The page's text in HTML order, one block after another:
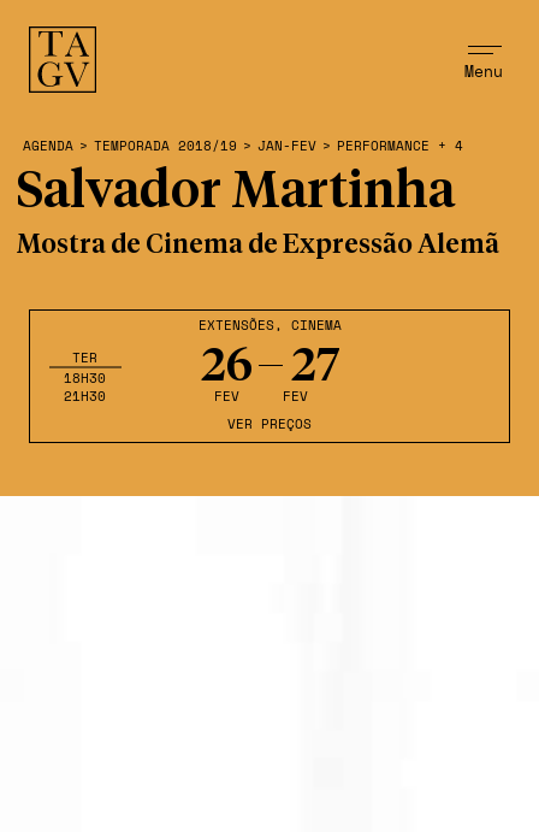
Menu
EXTENSÕES, CINEMA
26
FEV
27
FEV
TER
18H30
21H30
VER PREÇOS
AGENDA > TEMPORADA 2018/19 > JAN-FEV > PERFORMANCE + 4
Salvador Martinha
Mostra de Cinema de Expressão Alemã